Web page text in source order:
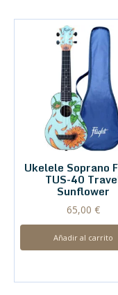
Ukelele Soprano
TUS-40
Sunflower
65,00 €
Añadir al carrito